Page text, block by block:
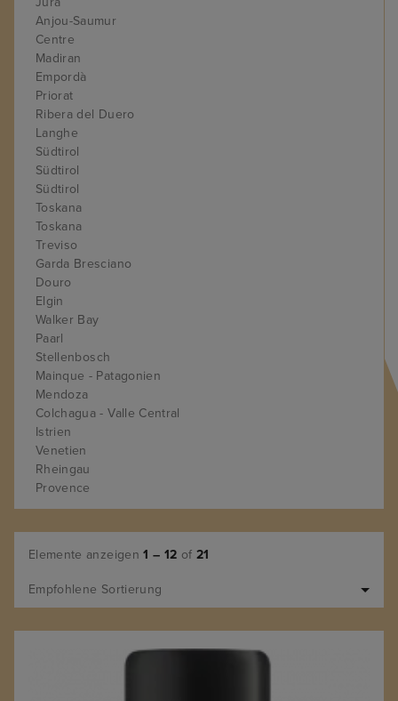
Anjou-Saumur
Centre
Madiran
Empordà
Priorat
Ribera del Duero
Langhe
Südtirol
Südtirol
Südtirol
Toskana
Toskana
Treviso
Garda Bresciano
Douro
Elgin
Walker Bay
Paarl
Stellenbosch
Mainque - Patagonien
Mendoza
Colchagua - Valle Central
Istrien
Venetien
Rheingau
Provence
Elemente anzeigen1 – 12 of 21
Empfohlene Sortierung